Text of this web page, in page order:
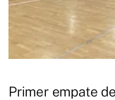
Primer empate